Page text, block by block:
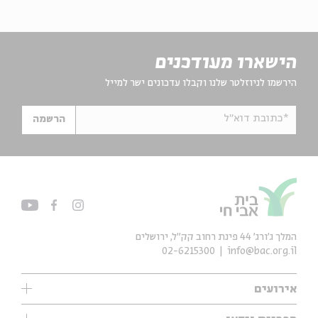
הישארו מעודכנים
הירשמו לניוזלטר שלנו וקבלו עדכונים ישר למייל
*כתובת דוא"ל הרשמה
אירועים
עיון
המלך ג'ורג' 44 פינת רחוב קק״ל, ירושלים
info@bac.org.il
02-6215300